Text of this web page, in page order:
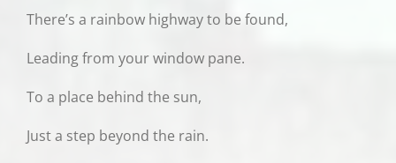
There’s a rainbow highway to be found,
Leading from your window pane.
To a place behind the sun,
Just a step beyond the rain.